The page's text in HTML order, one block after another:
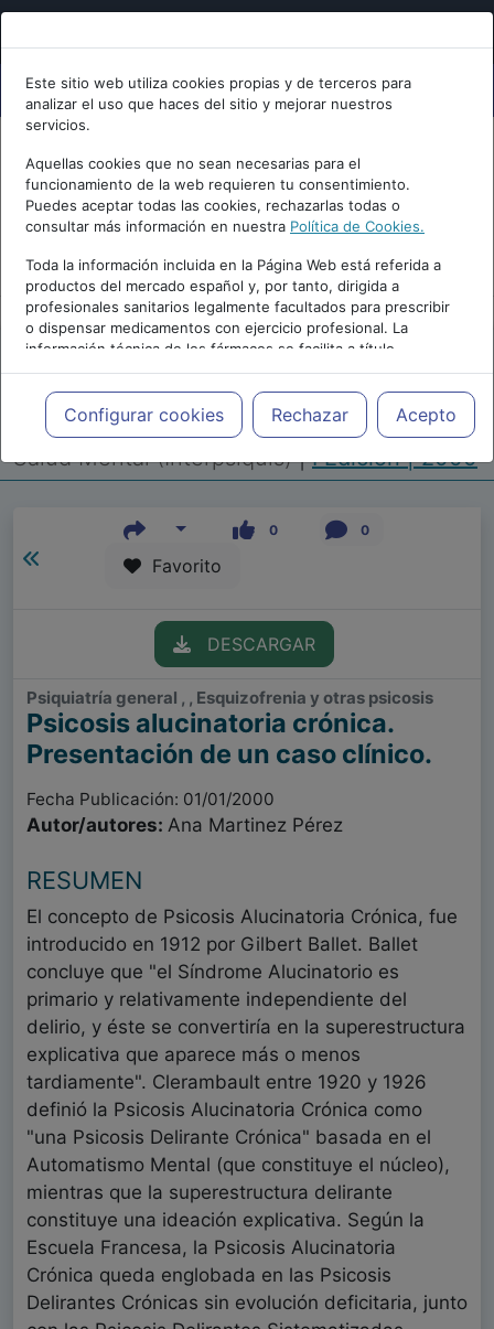
Este sitio web utiliza cookies propias y de terceros para
analizar el uso que haces del sitio y mejorar nuestros
servicios.
Aquellas cookies que no sean necesarias para el
funcionamiento de la web requieren tu consentimiento.
Puedes aceptar todas las cookies, rechazarlas todas o
consultar más información en nuestra Política de Cookies.
Toda la información incluida en la Página Web está referida a
productos del mercado español y, por tanto, dirigida a
profesionales sanitarios legalmente facultados para prescribir
o dispensar medicamentos con ejercicio profesional. La
información técnica de los fármacos se facilita a título
meramente informativo, siendo responsabilidad de los
profesionales facultados prescribir medicamentos y decidir, en
cada caso concreto, el tratamiento más adecuado a las
necesidades del paciente.
Configurar cookies Rechazar Acepto
Repositorio de Artículos |Congreso Virtual
Internacional de Psiquiatría, Psicología y
Salud Mental (Interpsiquis)|I Edición | 2000
0 0
Favorito
DESCARGAR
Psiquiatría general , , Esquizofrenia y otras psicosis
Psicosis alucinatoria crónica.
Presentación de un caso clínico.
Fecha Publicación: 01/01/2000
Autor/autores: Ana Martinez Pérez
RESUMEN
El concepto de Psicosis Alucinatoria Crónica, fue
introducido en 1912 por Gilbert Ballet. Ballet
concluye que "el Síndrome Alucinatorio es
primario y relativamente independiente del
delirio, y éste se convertiría en la superestructura
explicativa que aparece más o menos
tardiamente". Clerambault entre 1920 y 1926
definió la Psicosis Alucinatoria Crónica como
"una Psicosis Delirante Crónica" basada en el
Automatismo Mental (que constituye el núcleo),
mientras que la superestructura delirante
constituye una ideación explicativa. Según la
Escuela Francesa, la Psicosis Alucinatoria
Crónica queda englobada en las Psicosis
Delirantes Crónicas sin evolución deficitaria, junto